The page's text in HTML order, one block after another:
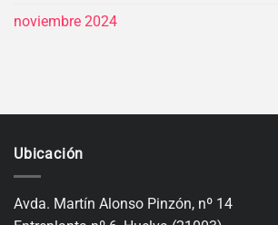
noviembre 2024
Ubicación
Avda. Martín Alonso Pinzón, nº 14